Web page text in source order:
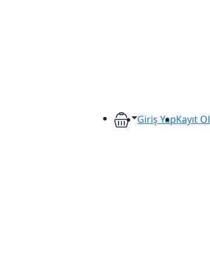
Giriş YapKayıt Ol